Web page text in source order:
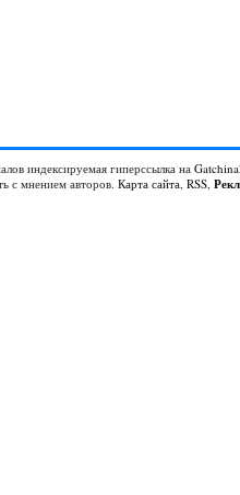
индексируемая гиперссылка на
с мнением авторов. Карта сайта, RSS,